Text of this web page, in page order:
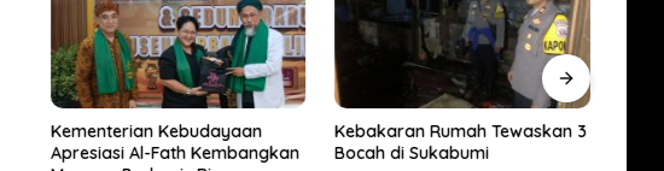
Kementerian Kebudayaan
Apresiasi Al-Fath Kembangkan
Kebakaran Rumah Tewaskan 3
Bocah di Sukabumi